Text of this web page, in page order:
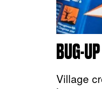
BUG-
Village